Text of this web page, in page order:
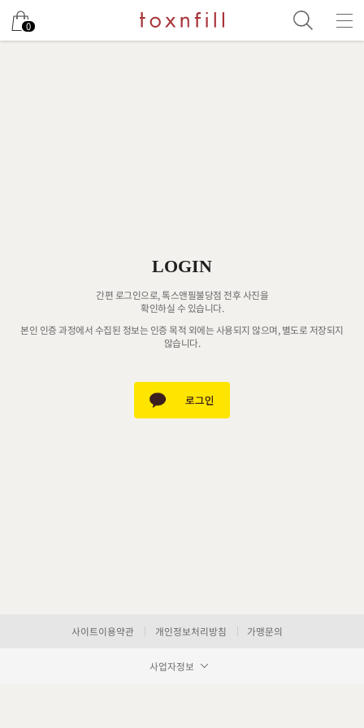
0
LOGIN
간편 로그인으로, 톡스앤필불당점 전후 사진을
확인하실 수 있습니다.
본인 인증 과정에서 수집된 정보는 인증 목적 외에는 사용되지 않으며, 별도로 저장되지
않습니다.
사이트이용약관 개인정보처리방침 가맹문의
사업자정보